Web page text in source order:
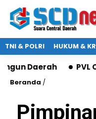
TNI & POLRI HUKUM &
Daerah PVL
Beranda /